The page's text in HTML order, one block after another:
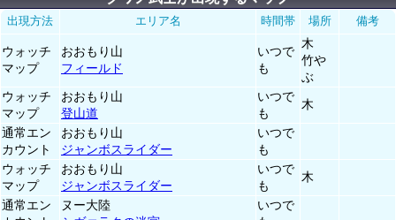
出現方法 エリア名 時間帯 場所 備考
ウォッチ
マップ
おおもり山
フィールド
いつで
も
木
竹や
ぶ
ウォッチ
マップ
おおもり山
登山道
いつで
も
木
通常エン
カウント
おおもり山
ジャンボスライダー
いつで
も
ウォッチ
マップ
おおもり山
ジャンボスライダー
いつで
も
木
通常エン
ヌー大陸
いつで